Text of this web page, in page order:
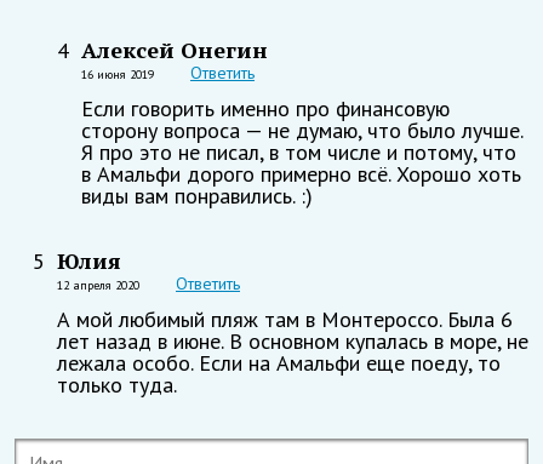
4 Алексей Онегин
16 июня 2019 Ответить
Если говорить именно про финансовую
сторону вопроса — не думаю, что было лучше.
Я про это не писал, в том числе и потому, что
в Амальфи дорого примерно всё. Хорошо хоть
виды вам понравились. :)
5 Юлия
12 апреля 2020 Ответить
А мой любимый пляж там в Монтероссо. Была 6
лет назад в июне. В основном купалась в море, не
лежала особо. Если на Амальфи еще поеду, то
только туда.